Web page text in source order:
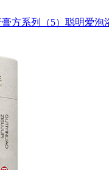
方系列（5） 聪明爱泡